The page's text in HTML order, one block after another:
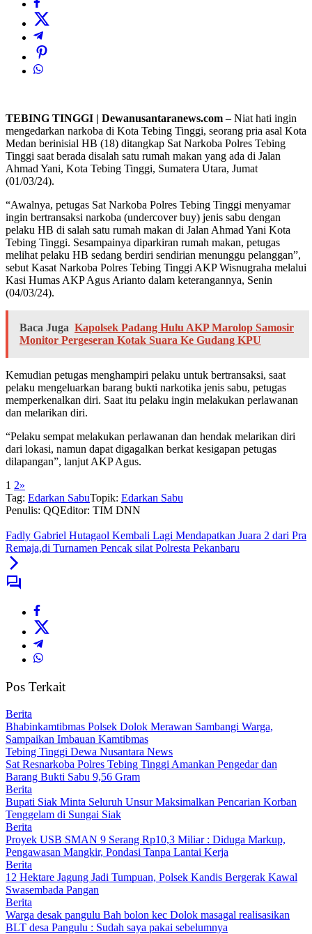
TEBING TINGGI | Dewanusantaranews.com – Niat hati ingin
mengedarkan narkoba di Kota Tebing Tinggi, seorang pria asal Kota
Medan berinisial HB (18) ditangkap Sat Narkoba Polres Tebing
Tinggi saat berada disalah satu rumah makan yang ada di Jalan
Ahmad Yani, Kota Tebing Tinggi, Sumatera Utara, Jumat
(01/03/24).
“Awalnya, petugas Sat Narkoba Polres Tebing Tinggi menyamar
ingin bertransaksi narkoba (undercover buy) jenis sabu dengan
pelaku HB di salah satu rumah makan di Jalan Ahmad Yani Kota
Tebing Tinggi. Sesampainya diparkiran rumah makan, petugas
melihat pelaku HB sedang berdiri sendirian menunggu pelanggan”,
sebut Kasat Narkoba Polres Tebing Tinggi AKP Wisnugraha melalui
Kasi Humas AKP Agus Arianto dalam keterangannya, Senin
(04/03/24).
Baca Juga Kapolsek Padang Hulu AKP Marolop Samosir
Monitor Pergeseran Kotak Suara Ke Gudang KPU
Kemudian petugas menghampiri pelaku untuk bertransaksi, saat
pelaku mengeluarkan barang bukti narkotika jenis sabu, petugas
memperkenalkan diri. Saat itu pelaku ingin melakukan perlawanan
dan melarikan diri.
“Pelaku sempat melakukan perlawanan dan hendak melarikan diri
dari lokasi, namun dapat digagalkan berkat kesigapan petugas
dilapangan”, lanjut AKP Agus.
1 2»
Tag: Edarkan SabuTopik: Edarkan Sabu
Penulis: QQEditor: TIM DNN
Fadly Gabriel Hutagaol Kembali Lagi Mendapatkan Juara 2 dari Pra
Remaja,di Turnamen Pencak silat Polresta Pekanbaru
Pos Terkait
Berita
Bhabinkamtibmas Polsek Dolok Merawan Sambangi Warga,
Sampaikan Imbauan Kamtibmas
Tebing Tinggi Dewa Nusantara News
Sat Resnarkoba Polres Tebing Tinggi Amankan Pengedar dan
Barang Bukti Sabu 9,56 Gram
Berita
Bupati Siak Minta Seluruh Unsur Maksimalkan Pencarian Korban
Tenggelam di Sungai Siak
Berita
Proyek USB SMAN 9 Serang Rp10,3 Miliar : Diduga Markup,
Pengawasan Mangkir, Pondasi Tanpa Lantai Kerja
Berita
12 Hektare Jagung Jadi Tumpuan, Polsek Kandis Bergerak Kawal
Swasembada Pangan
Berita
Warga desak pangulu Bah bolon kec Dolok masagal realisasikan
BLT desa Pangulu : Sudah saya pakai sebelumnya